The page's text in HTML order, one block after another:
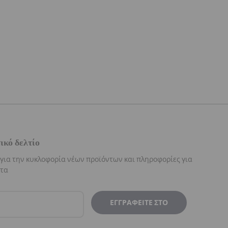
δελτίο
την κυκλοφορία νέων προϊόντων και πληροφορίες για